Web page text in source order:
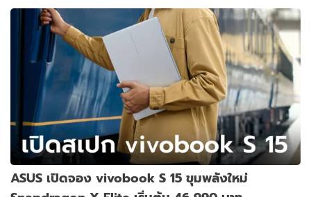
ASUS เปิดจอง vivobook S 15 ขุมพลังใหม่